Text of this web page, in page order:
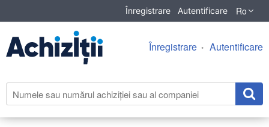
Înregistrare Autentificare Ro
Înregistrare Autentificare